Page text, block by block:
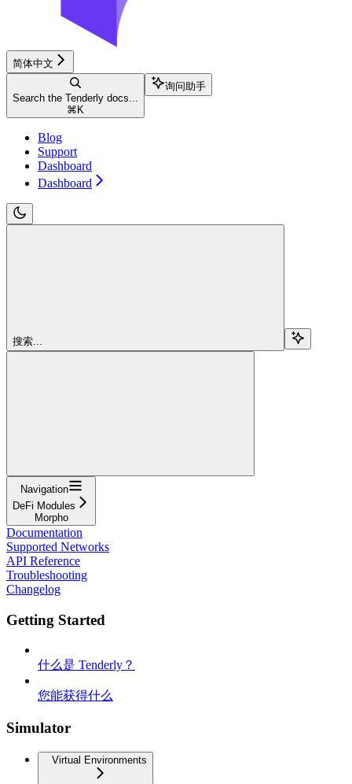
简体中文
Search the Tenderly docs...
⌘ K
询问助手
Blog
Support
Dashboard
Dashboard
搜索...
Navigation
DeFi Modules
Morpho
Documentation
Supported Networks
API Reference
Troubleshooting
Changelog
Getting Started
什么是 Tenderly？
您能获得什么
Simulator
Virtual Environments